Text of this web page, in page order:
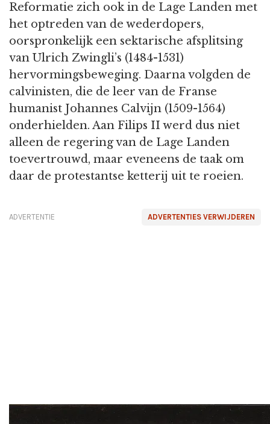
Reformatie zich ook in de Lage Landen met
het optreden van de wederdopers,
oorspronkelijk een sektarische afsplitsing
van Ulrich Zwingli’s (1484-1531)
hervormingsbeweging. Daarna volgden de
calvinisten, die de leer van de Franse
humanist Johannes Calvijn (1509-1564)
onderhielden. Aan Filips II werd dus niet
alleen de regering van de Lage Landen
toevertrouwd, maar eveneens de taak om
daar de protestantse ketterij uit te roeien.
ADVERTENTIES VERWIJDEREN
ADVERTENTIE